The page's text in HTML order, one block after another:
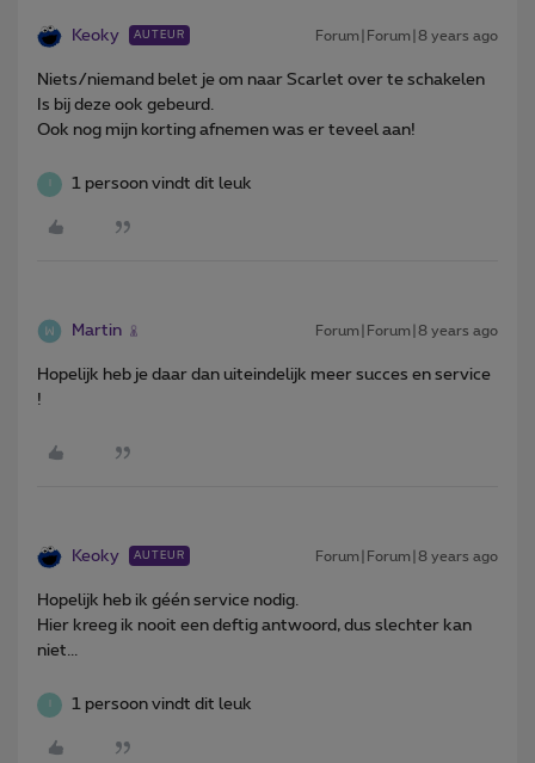
Keoky AUTEUR Forum|Forum|8 years ago
Niets/niemand belet je om naar Scarlet over te schakelen
Is bij deze ook gebeurd.
Ook nog mijn korting afnemen was er teveel aan!
1 persoon vindt dit leuk
Martin Forum|Forum|8 years ago
Hopelijk heb je daar dan uiteindelijk meer succes en service
!
Keoky AUTEUR Forum|Forum|8 years ago
Hopelijk heb ik géén service nodig.
Hier kreeg ik nooit een deftig antwoord, dus slechter kan
niet...
1 persoon vindt dit leuk